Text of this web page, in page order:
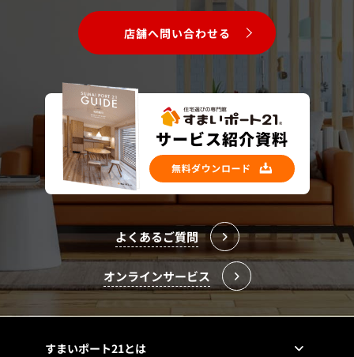
店舗へ問い合わせる
よくあるご質問
オンラインサービス
すまいポート21とは